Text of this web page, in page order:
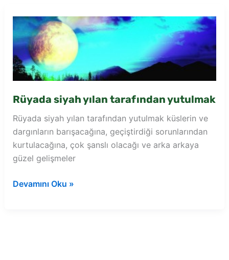
tutmak
Rüyada siyah yılan tarafından yutulmak
Rüyada siyah yılan tarafından yutulmak küslerin ve
dargınların barışacağına, geçiştirdiği sorunlarından
kurtulacağına, çok şanslı olacağı ve arka arkaya
güzel gelişmeler
Rüyada
Devamını Oku »